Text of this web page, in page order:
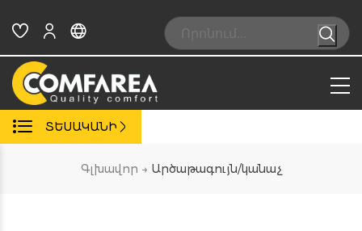
content
Search:
ՏԵՍԱԿԱՆԻ
Գլխավոր → Արծաթագույն/կանաչ